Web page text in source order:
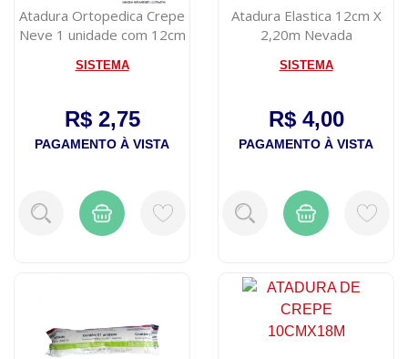
Atadura Ortopedica Crepe
Neve 1 unidade com 12cm
SISTEMA
R$ 2,75
PAGAMENTO À VISTA
Atadura Elastica 12cm X
2,20m Nevada
SISTEMA
R$ 4,00
PAGAMENTO À VISTA